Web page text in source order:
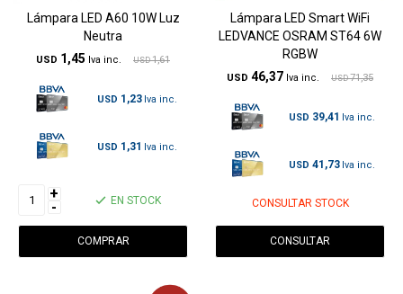
Lámpara LED A60 10W Luz
Neutra
USD 1,45 USD 1,61
USD 1,23
USD 1,31
+
- EN STOCK
Lámpara LED Smart WiFi
LEDVANCE OSRAM ST64 6W
RGBW
USD 46,37 USD 71,35
USD 39,41
USD 41,73
CONSULTAR STOCK
CONSULTAR